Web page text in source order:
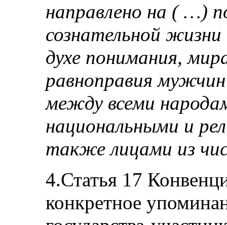
направлено на ( …)
сознательной
духе понимания,
равноправия
между всеми
национальными и
также лицами из
4.Статья 17
конкретное